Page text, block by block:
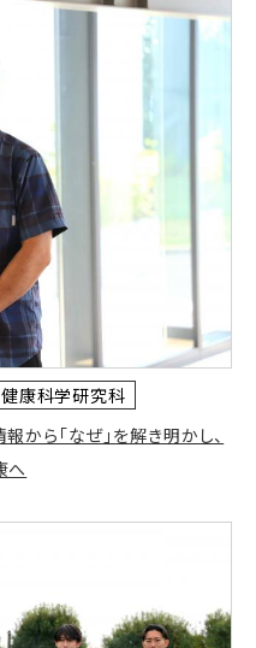
康科学研究科
から「なぜ」を解き明かし、
へ